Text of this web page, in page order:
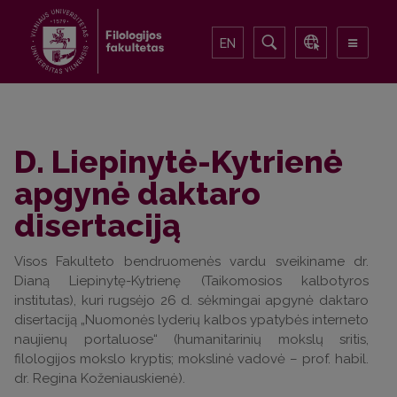
EN
D. Liepinytė-Kytrienė
apgynė daktaro
disertaciją
Visos Fakulteto bendruomenės vardu sveikiname dr.
Dianą Liepinytę-Kytrienę (Taikomosios kalbotyros
institutas), kuri rugsėjo 26 d. sėkmingai apgynė daktaro
disertaciją „Nuomonės lyderių kalbos ypatybės interneto
naujienų portaluose“ (humanitarinių mokslų sritis,
filologijos mokslo kryptis; mokslinė vadovė – prof. habil.
dr. Regina Koženiauskienė).